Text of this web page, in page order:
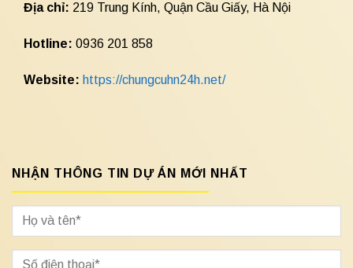
Địa chỉ: 219 Trung Kính, Quận Cầu Giấy, Hà Nội
Hotline: 0936 201 858
Website: https://chungcuhn24h.net/
NHẬN THÔNG TIN DỰ ÁN MỚI NHẤT